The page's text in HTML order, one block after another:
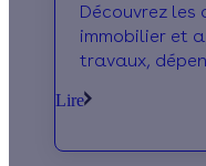
Découvrez les
immobilier et
travaux,
Lire